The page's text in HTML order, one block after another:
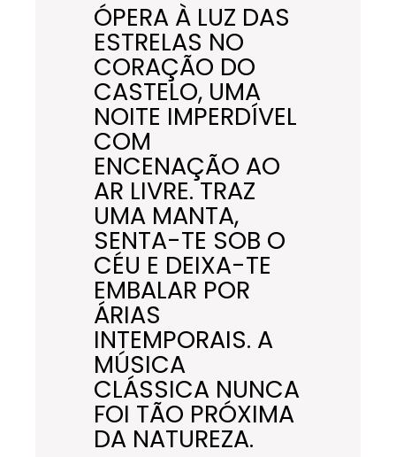
ÓPERA À LUZ DAS
ESTRELAS NO
CORAÇÃO DO
CASTELO, UMA
NOITE IMPERDÍVEL
COM
ENCENAÇÃO AO
AR LIVRE. TRAZ
UMA MANTA,
SENTA-TE SOB O
CÉU E DEIXA-TE
EMBALAR POR
ÁRIAS
INTEMPORAIS. A
MÚSICA
CLÁSSICA NUNCA
FOI TÃO PRÓXIMA
DA NATUREZA.